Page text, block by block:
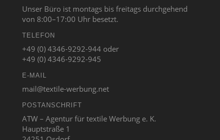
Unser Büro ist montags bis freitags durchgehend
von 8:00–17:00 Uhr besetzt.
TELEFON
+49 (0) 4346-9292-944 oder
+49 (0) 4346-9292-945
E-MAIL
mail@textile-werbung.net
POSTANSCHRIFT
ATW – Agentur für textile Werbung e. K.
Hauptstraße 1